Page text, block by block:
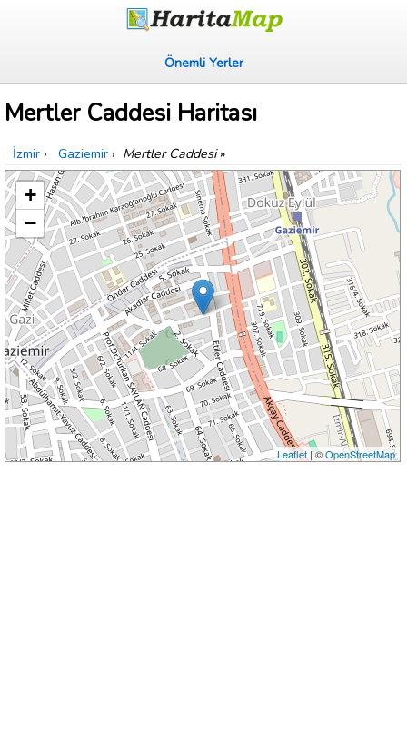
Önemli Yerler
Mertler Caddesi Haritası
İzmir › Gaziemir › Mertler Caddesi»
+
−
Leaflet| ©OpenStreetMap